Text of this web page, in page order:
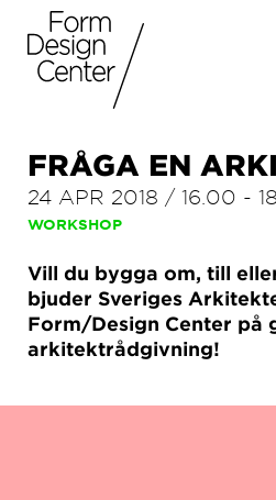
FRÅGA EN
24 APR 2018 / 16.00 -
WORKSHOP
Vill du bygga om, till
bjuder Sveriges
Form/Design Center på
arkitektrådgivning!